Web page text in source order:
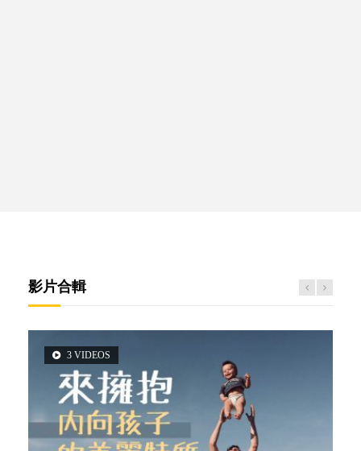
影片合輯
3 VIDEOS
5 VIDEOS
6 VIDEOS
14 VIDEOS
2 VIDEOS